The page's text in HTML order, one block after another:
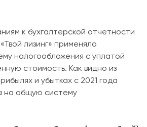
к бухгалтерской отчетности
лизинг» применяло
налогообложения с уплатой
стоимость. Как видно из
и убытках с 2021 года
на общую систему